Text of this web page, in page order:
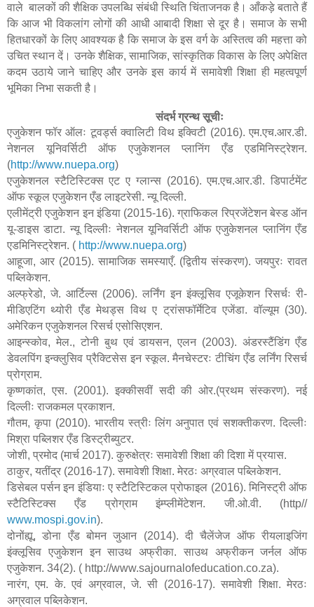
वाले बालकों की शैक्षिक उपलब्धि संबंधी स्थिति चिंताजनक है। आँकड़े बताते हैं
कि आज भी विकलांग लोगों की आधी आबादी शिक्षा से दूर है। समाज के सभी
हितधारकों के लिए आवश्यक है कि समाज के इस वर्ग के अस्तित्व की महत्ता को
उचित स्थान दें। उनके शैक्षिक, सामाजिक, सांस्कृतिक विकास के लिए अपेक्षित
कदम उठाये जाने चाहिए और उनके इस कार्य में समावेशी शिक्षा ही महत्वपूर्ण
भूमिका निभा सकती है।
संदर्भ ग्रन्थ सूचीः
एजुकेशन फॉर ऑलः टूवर्ड्स क्वालिटी विथ इक्विटी (2016). एम.एच.आर.डी.
नेशनल यूनिवर्सिटी ऑफ एजुकेशनल प्लानिंग एँड एडमिनिस्ट्रेशन.
(http://www.nuepa.org)
एजुकेशनल स्टैटिस्टिक्स एट ए ग्लान्स (2016). एम.एच.आर.डी. डिपार्टमेंट
ऑफ स्कूल एजुकेशन एँड लाइटरेसी. न्यू दिल्ली.
एलीमेंट्री एजुकेशन इन इंडिया (2015-16). ग्राफिकल रिप्रजेंटेशन बेस्ड ऑन
यू-डाइस डाटा. न्यू दिल्लीः नेशनल यूनिवर्सिटी ऑफ एजुकेशनल प्लानिंग एँड
एडमिनिस्ट्रेशन. ( http://www.nuepa.org)
आहूजा, आर (2015). सामाजिक समस्याएँ. (द्वितीय संस्करण). जयपुरः रावत
पब्लिकेशन.
अल्फ्रेडो,जे. आर्टिल्स (2006). लर्निंग इन इंक्लूसिव एजूकेशन रिसर्चः री-
मीडिएटिंग थ्योरी एँड मेथड्स विथ ए ट्रांसफॉर्मेटिव एजेंडा. वॉल्यूम (30).
अमेरिकन एजुकेशनल रिसर्च एसोसिएशन.
आइन्स्कोव, मेल., टोनी बुथ एवं डायसन,एलन (2003). अंडरस्टैंडिंग एँड
डेवलपिंग इन्क्लुसिव प्रैक्टिसेस इन स्कूल. मैनचेस्टरः टीचिंग एँड लर्निंग रिसर्च
प्रोग्राम.
कृष्णकांत, एस. (2001). इक्कीसवीं सदी की ओर.(प्रथम संस्करण). नई
दिल्लीः राजकमल प्रकाशन.
गौतम, कृपा (2010). भारतीय स्त्रीः लिंग अनुपात एवं सशक्तीकरण. दिल्लीः
मिश्रा पब्लिशर एँड डिस्ट्रीब्युटर.
जोशी, प्रमोद (मार्च 2017). कुरुक्षेत्रः समावेशी शिक्षा की दिशा में प्रयास.
ठाकुर, यतींद्र (2016-17). समावेशी शिक्षा. मेरठः अग्रवाल पब्लिकेशन.
डिसेबल पर्सन इन इंडियाः ए स्टैटिस्टिकल प्रोफाइल (2016). मिनिस्ट्री ऑफ
स्टैटिस्टिक्स एँड प्रोग्राम इंम्प्लीमेंटेशन. जी.ओ.वी. (http//
www.mospi.gov.in).
दोनोंह्यू,डोना एँड बोमन जुआन (2014). दी चैलेंजेज ऑफ रीयलाइजिंग
इंक्लूसिव एजुकेशन इन साउथ अफ्रीका. साउथ अफ्रीकन जर्नल ऑफ
एजुकेशन. 34(2). ( http://www.sajournalofeducation.co.za).
नारंग,एम. के. एवं अग्रवाल,जे. सी (2016-17). समावेशी शिक्षा. मेरठः
अग्रवाल पब्लिकेशन.